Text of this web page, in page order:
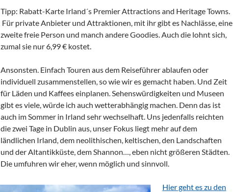
Tipp: Rabatt-Karte Irland´s Premier Attractions and Heritage Towns.
Für private Anbieter und Attraktionen, mit ihr gibt es Nachlässe, eine
zweite freie Person und manch andere Goodies. Auch die lohnt sich,
zumal sie nur 6,99 € kostet.
Ansonsten. Einfach Touren aus dem Reiseführer ablaufen oder
individuell zusammenstellen, so wie wir es gemacht haben. Und Zeit
für Läden und Kaffees einplanen. Sehenswürdigkeiten und Museen
gibt es viele, würde ich auch wetterabhängig machen. Denn das ist
auch im Sommer in Irland sehr wechselhaft. Uns jedenfalls reichten
die zwei Tage in Dublin aus, unser Fokus liegt mehr auf dem
ländlichen Irland, dem neolithischen, keltischen, den Landschaften
und der Altantikküste, dem Shannon…, eben nicht größeren Städten.
Die umfuhren wir eher, wenn möglich und sinnvoll.
Hier geht es zu den